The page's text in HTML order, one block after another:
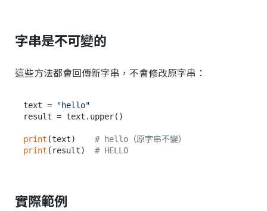
字串是不可變的
這些方法都會回傳新字串，不會修改原字串：
text =
"hello"
result = text.upper()
print (text) # hello（原字串不變）
print (result) # HELLO
實際範例